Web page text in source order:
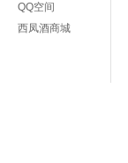
QQ空间
西凤酒商城